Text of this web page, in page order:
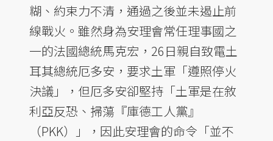
糊、約束力不清，通過之後並未遏止前
線戰火。雖然身為安理會常任理事國之
一的法國總統馬克宏，26日親自致電土
耳其總統厄多安，要求土軍「遵照停火
決議」，但厄多安卻堅持「土軍是在敘
利亞反恐、掃蕩『庫德工人黨』
（PKK）」，因此安理會的命令「並不